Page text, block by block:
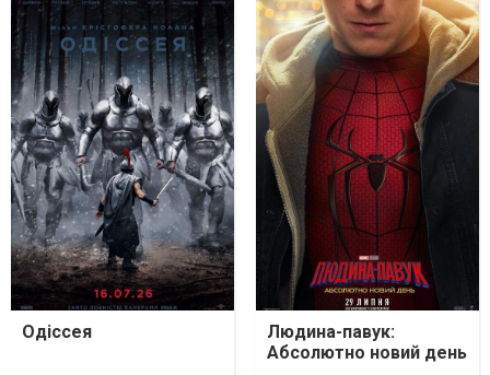
Одіссея
Людина-павук:
Абсолютно новий день